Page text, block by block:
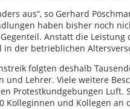
aus“, so Gerhard
haben bisher noch
Anstatt die Leistung
der betrieblichen
folgten deshalb
und Lehrer. Viele weitere
Protestkundgebungen Luft.
Kolleginnen und Kollegen an